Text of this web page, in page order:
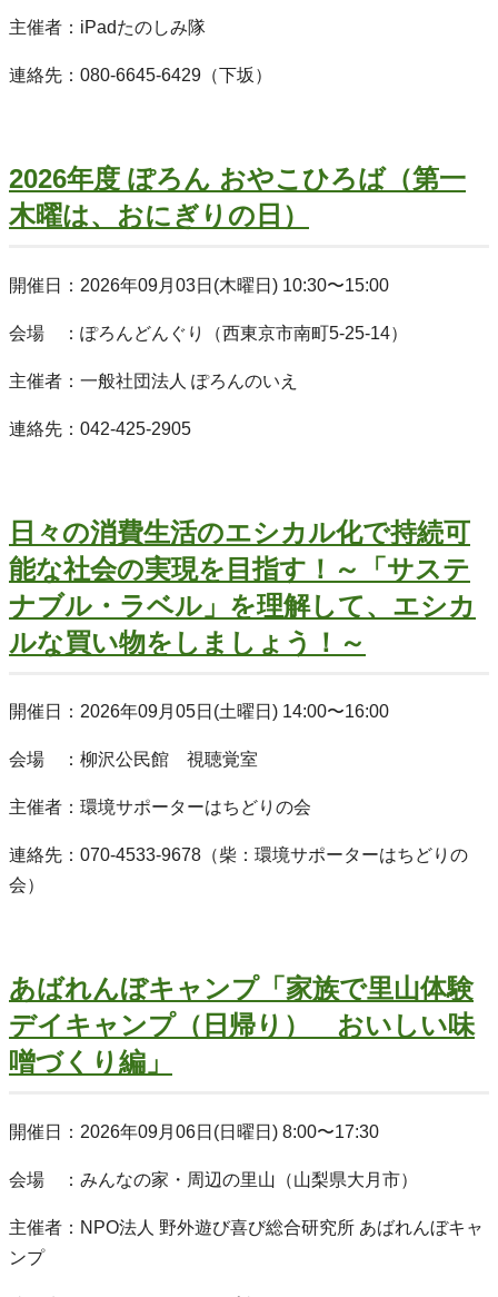
主催者：iPadたのしみ隊
連絡先：080‐6645‐6429（下坂）
2026年度 ぽろん おやこひろば（第一
木曜は、おにぎりの日）
開催日：2026年09月03日(木曜日) 10:30〜15:00
会場 ：ぽろんどんぐり（西東京市南町5-25-14）
主催者：一般社団法人 ぽろんのいえ
連絡先：042-425-2905
日々の消費生活のエシカル化で持続可
能な社会の実現を目指す！～「サステ
ナブル・ラベル」を理解して、エシカ
ルな買い物をしましょう！～
開催日：2026年09月05日(土曜日) 14:00〜16:00
会場 ：柳沢公民館 視聴覚室
主催者：環境サポーターはちどりの会
連絡先：070-4533-9678（柴：環境サポーターはちどりの
会）
あばれんぼキャンプ「家族で里山体験
デイキャンプ（日帰り） おいしい味
噌づくり編」
開催日：2026年09月06日(日曜日) 8:00〜17:30
会場 ：みんなの家・周辺の里山（山梨県大月市）
主催者：NPO法人 野外遊び喜び総合研究所 あばれんぼキャ
ンプ